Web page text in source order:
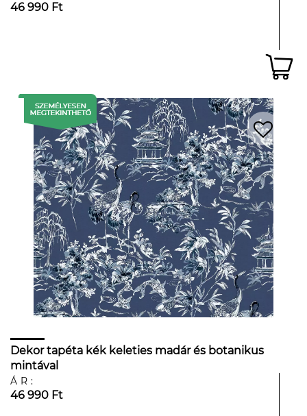
46 990 Ft
Dekor tapéta kék keleties madár és botanikus
mintával
ÁR:
46 990 Ft